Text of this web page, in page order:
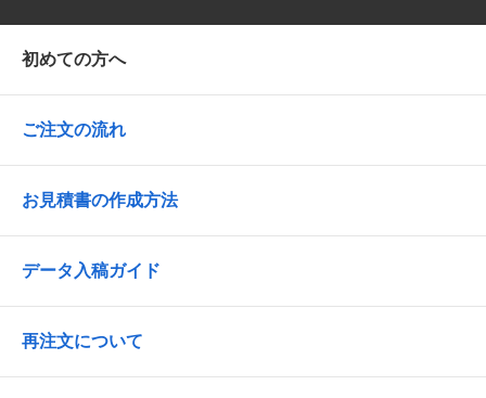
初めての方へ
ご注文の流れ
お見積書の作成方法
データ入稿ガイド
再注文について